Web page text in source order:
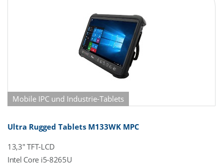
Mobile IPC und Industrie-Tablets
Ultra Rugged Tablets M133WK MPC
13,3" TFT-LCD
Intel Core i5-8265U